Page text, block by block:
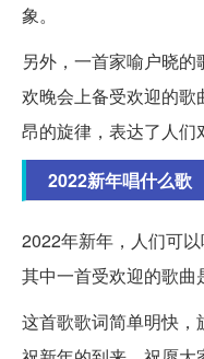
象。
另外，一首家喻户晓
欢晚会上备受欢迎的
昂的旋律，表达了人们
2022新年唱什么歌
2022年新年，人们可以
其中一首受欢迎的歌曲
这首歌歌词简单明快